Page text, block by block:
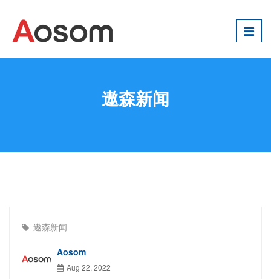
遨森新闻
遨森新闻
Aosom
Aug 22, 2022